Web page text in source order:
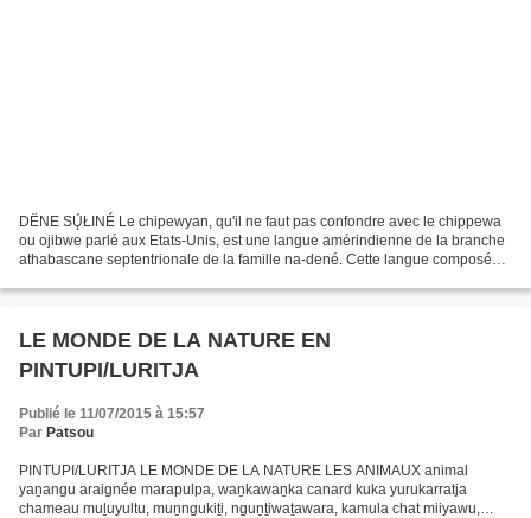
DËNE SŲ́ŁINÉ Le chipewyan, qu'il ne faut pas confondre avec le chippewa
ou ojibwe parlé aux Etats-Unis, est une langue amérindienne de la branche
athabascane septentrionale de la famille na-dené. Cette langue composée
LE MONDE DE LA NATURE EN
PINTUPI/LURITJA
Publié le 11/07/2015 à 15:57
Par Patsou
PINTUPI/LURITJA LE MONDE DE LA NATURE LES ANIMAUX animal
yaṉangu araignée marapulpa, waṉkawaṉka canard kuka yurukarratja
chameau muḻuyultu, muṉngukiṯi, nguṉṯiwaṯawara, kamula chat miiyawu,